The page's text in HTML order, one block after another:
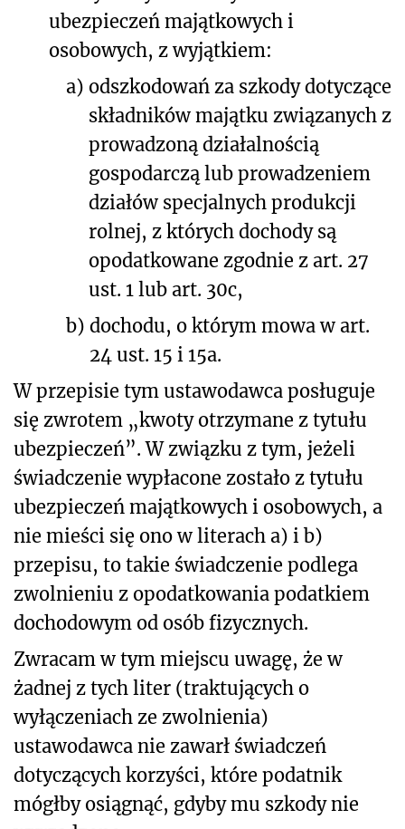
ubezpieczeń majątkowych i
osobowych, z wyjątkiem:
a) odszkodowań za szkody dotyczące
składników majątku związanych z
prowadzoną działalnością
gospodarczą lub prowadzeniem
działów specjalnych produkcji
rolnej, z których dochody są
opodatkowane zgodnie z art. 27
ust. 1 lub art. 30c,
b) dochodu, o którym mowa w art.
24 ust. 15 i 15a.
W przepisie tym ustawodawca posługuje
się zwrotem „kwoty otrzymane z tytułu
ubezpieczeń”. W związku z tym, jeżeli
świadczenie wypłacone zostało z tytułu
ubezpieczeń majątkowych i osobowych, a
nie mieści się ono w literach a) i b)
przepisu, to takie świadczenie podlega
zwolnieniu z opodatkowania podatkiem
dochodowym od osób fizycznych.
Zwracam w tym miejscu uwagę, że w
żadnej z tych liter (traktujących o
wyłączeniach ze zwolnienia)
ustawodawca nie zawarł świadczeń
dotyczących korzyści, które podatnik
mógłby osiągnąć, gdyby mu szkody nie